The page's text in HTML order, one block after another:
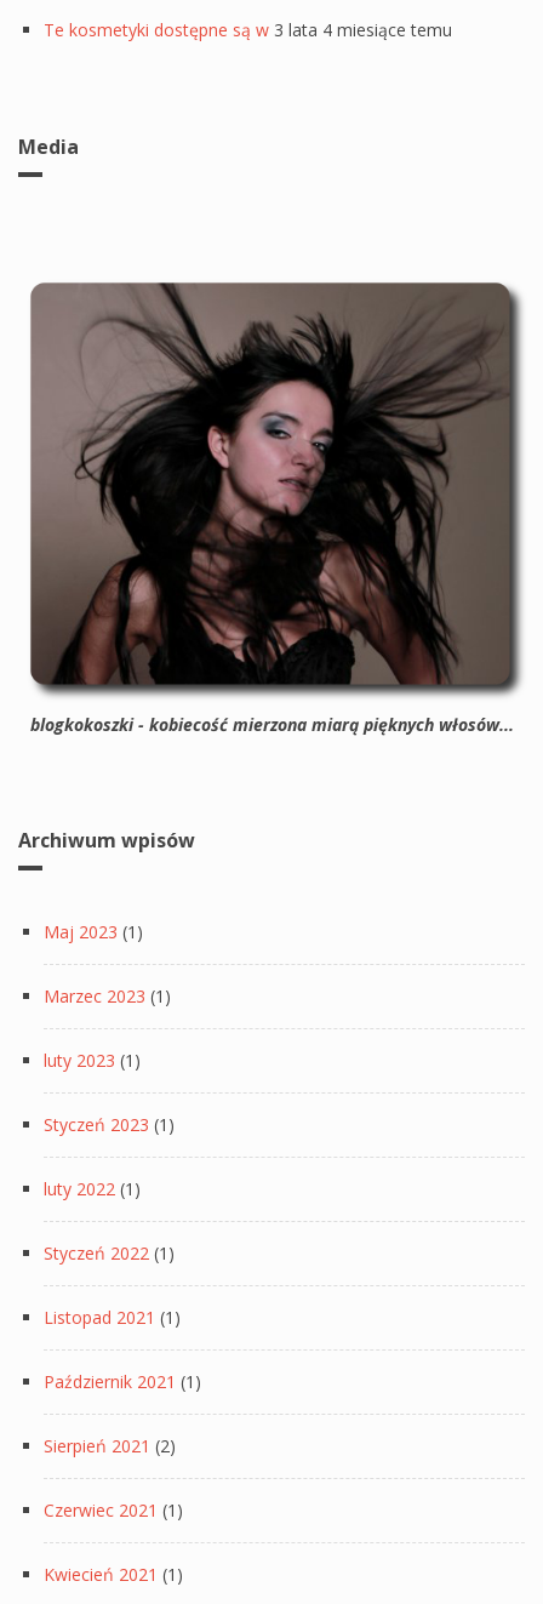
Te kosmetyki dostępne są w 3 lata 4 miesiące temu
Media
blogkokoszki - kobiecość mierzona miarą pięknych włosów...
Archiwum wpisów
Maj 2023 (1)
Marzec 2023 (1)
luty 2023 (1)
Styczeń 2023 (1)
luty 2022 (1)
Styczeń 2022 (1)
Listopad 2021 (1)
Październik 2021 (1)
Sierpień 2021 (2)
Czerwiec 2021 (1)
Kwiecień 2021 (1)